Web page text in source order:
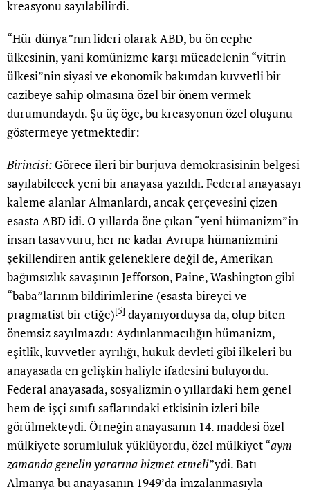
kreasyonu sayılabilirdi.
“Hür dünya”nın lideri olarak ABD, bu ön cephe
ülkesinin, yani komünizme karşı mücadelenin “vitrin
ülkesi”nin siyasi ve ekonomik bakımdan kuvvetli bir
cazibeye sahip olmasına özel bir önem vermek
durumundaydı. Şu üç öge, bu kreasyonun özel oluşunu
göstermeye yetmektedir:
Birincisi: Görece ileri bir burjuva demokrasisinin belgesi
sayılabilecek yeni bir anayasa yazıldı. Federal anayasayı
kaleme alanlar Almanlardı, ancak çerçevesini çizen
esasta ABD idi. O yıllarda öne çıkan “yeni hümanizm”in
insan tasavvuru, her ne kadar Avrupa hümanizmini
şekillendiren antik geleneklere değil de, Amerikan
bağımsızlık savaşının Jefforson, Paine, Washington gibi
“baba”larının bildirimlerine (esasta bireyci ve
pragmatist bir etiğe)[5] dayanıyorduysa da, olup biten
önemsiz sayılmazdı: Aydınlanmacılığın hümanizm,
eşitlik, kuvvetler ayrılığı, hukuk devleti gibi ilkeleri bu
anayasada en gelişkin haliyle ifadesini buluyordu.
Federal anayasada, sosyalizmin o yıllardaki hem genel
hem de işçi sınıfı saflarındaki etkisinin izleri bile
görülmekteydi. Örneğin anayasanın 14. maddesi özel
mülkiyete sorumluluk yüklüyordu, özel mülkiyet “aynı
zamanda genelin yararına hizmet etmeli”ydi. Batı
Almanya bu anayasanın 1949’da imzalanmasıyla